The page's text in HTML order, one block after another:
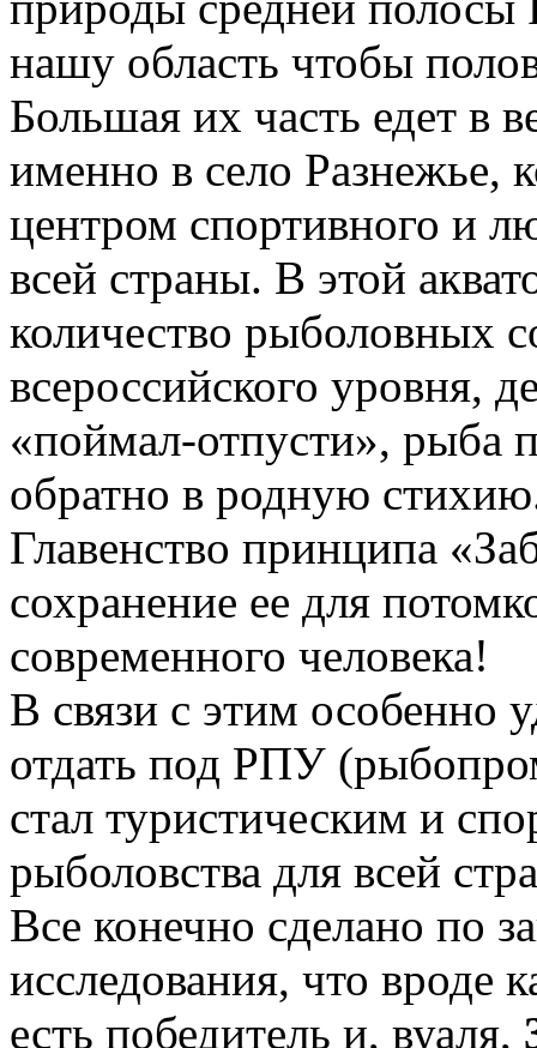
нашу область чтобы
Большая их часть едет в
именно в село Разнежье,
центром спортивного и
всей страны. В этой
количество рыболовных
всероссийского уровня,
«поймал-отпусти», рыба
обратно в родную
Главенство принципа
сохранение ее для
современного человека!
В связи с этим особенно
отдать под РПУ
стал туристическим и
рыболовства для всей
Все конечно сделано по
исследования, что вроде
есть победитель и, вуаля,